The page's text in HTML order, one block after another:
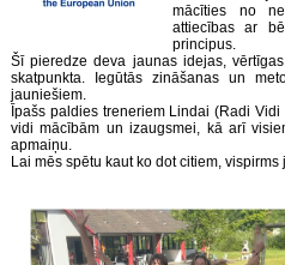
mācīties no
attiecības ar
principus.
Šī pieredze deva jaunas idejas,
skatpunkta. Iegūtās zināšanas un
jauniešiem.
Īpašs paldies treneriem Lindai (Radi
vidi mācībām un izaugsmei, kā arī
apmaiņu.
Lai mēs spētu kaut ko dot citiem,